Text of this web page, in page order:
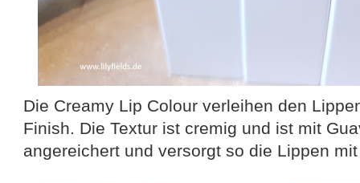
Die Creamy Lip Colour verleihen den
Finish. Die Textur ist cremig und ist mit
angereichert und versorgt so die Lippen